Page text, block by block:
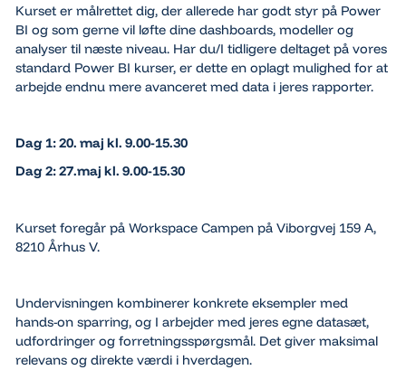
Kurset er målrettet dig, der allerede har godt styr på Power
BI og som gerne vil løfte dine dashboards, modeller og
analyser til næste niveau. Har du/I tidligere deltaget på vores
standard Power BI kurser, er dette en oplagt mulighed for at
arbejde endnu mere avanceret med data i jeres rapporter.
Dag 1: 20. maj kl. 9.00-15.30
Dag 2: 27.maj kl. 9.00-15.30
Kurset foregår på Workspace Campen på Viborgvej 159 A,
8210 Århus V.
Undervisningen kombinerer konkrete eksempler med
hands-on sparring, og I arbejder med jeres egne datasæt,
udfordringer og forretningsspørgsmål. Det giver maksimal
relevans og direkte værdi i hverdagen.